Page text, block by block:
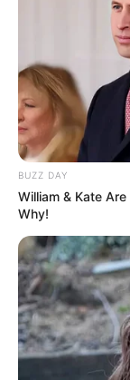
BUZZ DAY
William & Kate
Why!